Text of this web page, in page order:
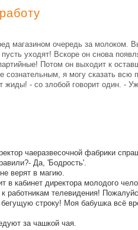
магазином очередь за молоком.
уходят! Вскоре он снова
Потом он выходит к
сознательным, я могу сказать всю
жиды! - со злобой говорит один. -
чаеразвесочной фабрики
Да, 'Бодрость'.
верят в магию.
в кабинет директора молодого
работникам телевидения!
строку! Моя бабушка всё
за чашкой чая.